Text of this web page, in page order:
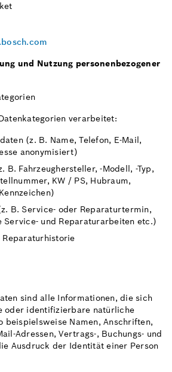
und Nutzung personenbezogener
verarbeitet:
(z. B. Name, Telefon, E-Mail,
anonymisiert)
B. Fahrzeughersteller, -Modell, -Typ,
KW / PS, Hubraum,
B. Service- oder Reparaturtermin,
Service- und Reparaturarbeiten etc.)
sind alle Informationen, die sich
oder identifizierbare natürliche
beispielsweise Namen, Anschriften,
Adressen, Vertrags-, Buchungs- und
Ausdruck der Identität einer Person